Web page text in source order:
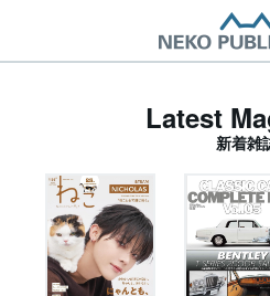
Latest
新着雑